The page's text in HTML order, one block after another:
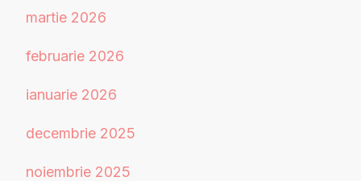
martie 2026
februarie 2026
ianuarie 2026
decembrie 2025
noiembrie 2025